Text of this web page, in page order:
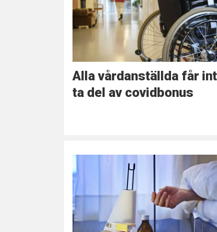
Alla vårdanställda får
ta del av covidbonus